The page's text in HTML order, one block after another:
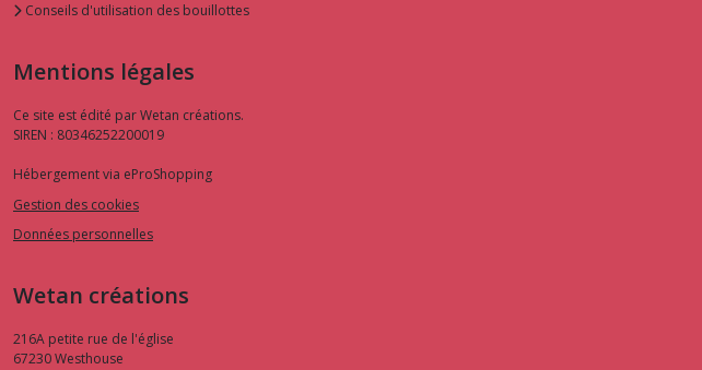
Conseils d'utilisation des bouillottes
Mentions légales
Ce site est édité par Wetan créations.
SIREN : 80346252200019
Hébergement via eProShopping
Gestion des cookies
Données personnelles
Wetan créations
216A petite rue de l'église
67230Westhouse